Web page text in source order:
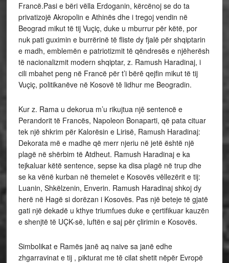
Francë.Pasi e bëri vëlla Erdoganin, kërcënoj se do ta
privatizojë Akropolin e Athinës dhe i tregoj vendin në
Beograd mikut të tij Vuçiç, duke u mburrur për këtë, por
nuk pati guximin e burrërinë të fliste dy fjalë për shqiptarin
e madh, emblemën e patriotizmit të qëndresës e njëherësh
të nacionalizmit modern shqiptar, z. Ramush Haradinaj, i
cili mbahet peng në Francë për t’i bërē qejfin mikut të tij
Vuçiç, politikanëve në Kosovë tē lidhur me Beogradin.
Kur z. Rama u dekorua m’u rikujtua njē sentencë e
Perandorit të Francës, Napoleon Bonaparti, që pata cituar
tek një shkrim për Kalorësin e Lirisë, Ramush Haradinaj:
Dekorata më e madhe që merr njeriu në jetë është një
plagë në shërbim të Atdheut. Ramush Haradinaj e ka
tejkaluar këtë sentence, sepse ka disa plagë në trup dhe
se ka vënë kurban në themelet e Kosovës vëllezërit e tij:
Luanin, Shkëlzenin, Enverin. Ramush Haradinaj shkoj dy
herë në Hagë si dorëzan i Kosovës. Pas një beteje të gjatë
gati një dekadë u kthye triumfues duke e çertifikuar kauzën
e shenjtë të UÇK-së, luftën e saj për çlirimin e Kosovës.
Simbolikat e Ramës janē aq naive sa janë edhe
zhgarravinat e tij , pikturat me tē cilat shetit nëpër Evropë